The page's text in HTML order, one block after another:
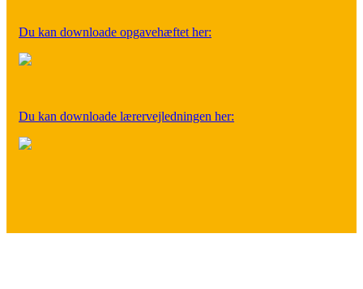
Du kan downloade opgavehæftet her:
Du kan downloade lærervejledningen her: